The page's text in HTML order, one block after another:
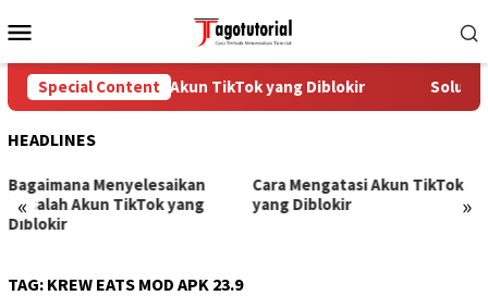
to
Menu
Special Content
Cara Mengatasi Akun TikTok yang Diblokir Solusi
HEADLINES
« »
Bagaimana Menyelesaikan
Masalah Akun TikTok yang
Diblokir
Cara Mengatasi Akun TikTok
yang Diblokir
TAG: KREW EATS MOD APK 23.9